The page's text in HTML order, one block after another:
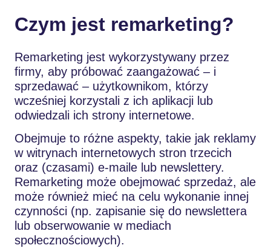
Czym jest remarketing?
Remarketing jest wykorzystywany przez
firmy, aby próbować zaangażować – i
sprzedawać – użytkownikom, którzy
wcześniej korzystali z ich aplikacji lub
odwiedzali ich strony internetowe.
Obejmuje to różne aspekty, takie jak reklamy
w witrynach internetowych stron trzecich
oraz (czasami) e-maile lub newslettery.
Remarketing może obejmować sprzedaż, ale
może również mieć na celu wykonanie innej
czynności (np. zapisanie się do newslettera
lub obserwowanie w mediach
społecznościowych).